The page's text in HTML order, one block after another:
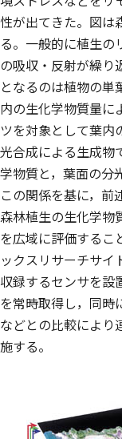
性が出てきた。図は
る。一般的に植生の
の吸収・反射が繰り
となるのは植物の
内の生化学物質量に
ツを対象として葉内
光合成による生成物
学物質と，葉面の分
この関係を基に，前
森林植生の生化学物
を広域に評価するこ
ックスリサーチサイ
収録するセンサを設
を常時取得し，同時
などとの比較により
施する。